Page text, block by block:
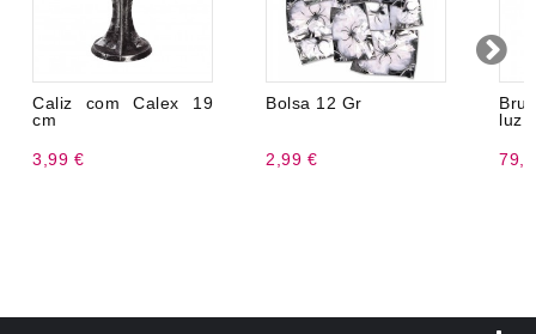
Caliz com Calex 19
cm
3,99 €
Bolsa 12 Gr
2,99 €
luz